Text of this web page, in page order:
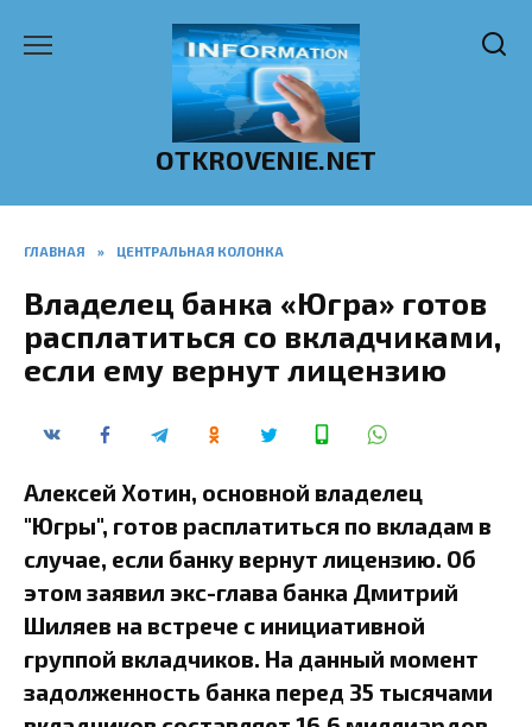
OTKROVENIE.NET
ГЛАВНАЯ » ЦЕНТРАЛЬНАЯ КОЛОНКА
Владелец банка «Югра» готов
расплатиться со вкладчиками,
если ему вернут лицензию
Алексей Хотин, основной владелец
"Югры", готов расплатиться по вкладам в
случае, если банку вернут лицензию. Об
этом заявил экс-глава банка Дмитрий
Шиляев на встрече с инициативной
группой вкладчиков. На данный момент
задолженность банка перед 35 тысячами